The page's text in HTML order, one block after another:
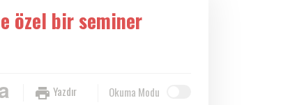
özel bir seminer
Okuma Modu
Yazdır